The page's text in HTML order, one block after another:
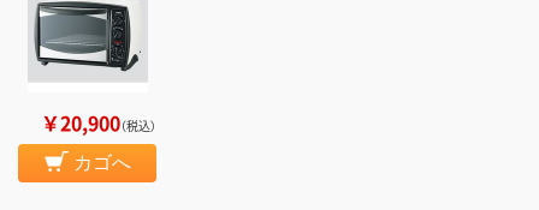
￥20,900（税込）
カゴへ